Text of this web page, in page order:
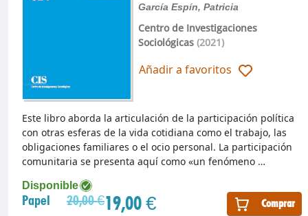
García Espín, Patricia
Centro de Investigaciones
Sociológicas(2021)
Añadir a favoritos
Disponible
Papel 20,00 €19,00 € Comprar
Este libro aborda la articulación de la participación política
con otras esferas de la vida cotidiana como el trabajo, las
obligaciones familiares o el ocio personal. La participación
comunitaria se presenta aquí como «un fenómeno …